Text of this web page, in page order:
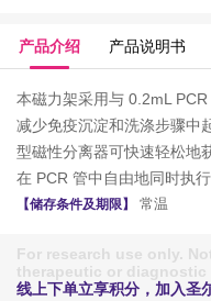
产品介绍 产品说明书
本磁力架采用与 0.2mL
减少免疫沉淀和洗涤步骤中
型磁性分离器可快速轻松地
在 PCR 管中自由地同时执
【储存条件及期限】 常温
For research use only.
therapeutic or diagnostic
线上下单立享积分，加入圣